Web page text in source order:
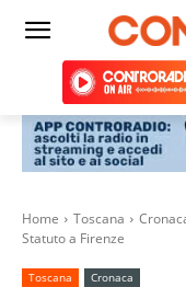
Home Toscana
Statuto a Firenze
Toscana Cronaca